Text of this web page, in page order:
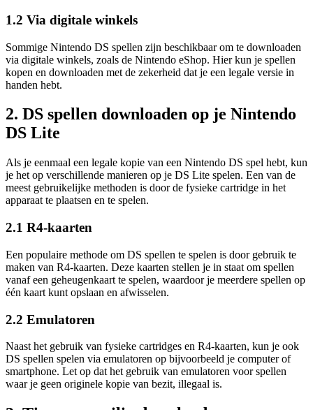
1.2 Via digitale winkels
Sommige Nintendo DS spellen zijn beschikbaar om te downloaden
via digitale winkels, zoals de Nintendo eShop. Hier kun je spellen
kopen en downloaden met de zekerheid dat je een legale versie in
handen hebt.
2. DS spellen downloaden op je Nintendo
DS Lite
Als je eenmaal een legale kopie van een Nintendo DS spel hebt, kun
je het op verschillende manieren op je DS Lite spelen. Een van de
meest gebruikelijke methoden is door de fysieke cartridge in het
apparaat te plaatsen en te spelen.
2.1 R4-kaarten
Een populaire methode om DS spellen te spelen is door gebruik te
maken van R4-kaarten. Deze kaarten stellen je in staat om spellen
vanaf een geheugenkaart te spelen, waardoor je meerdere spellen op
één kaart kunt opslaan en afwisselen.
2.2 Emulatoren
Naast het gebruik van fysieke cartridges en R4-kaarten, kun je ook
DS spellen spelen via emulatoren op bijvoorbeeld je computer of
smartphone. Let op dat het gebruik van emulatoren voor spellen
waar je geen originele kopie van bezit, illegaal is.